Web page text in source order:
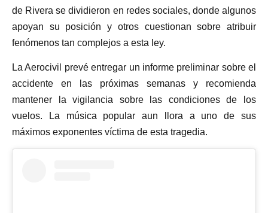
de Rivera se dividieron en redes sociales, donde algunos
apoyan su posición y otros cuestionan sobre atribuir
fenómenos tan complejos a esta ley.
La Aerocivil prevé entregar un informe preliminar sobre el
accidente en las próximas semanas y recomienda
mantener la vigilancia sobre las condiciones de los
vuelos. La música popular aun llora a uno de sus
máximos exponentes víctima de esta tragedia.